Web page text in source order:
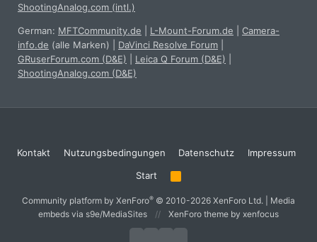
ShootingAnalog.com (intl.)
German: MFTCommunity.de L-Mount-Forum.de
Camera-
info.de (alle Marken) DaVinci Resolve Forum
GRuserForum.com (D&E)
Leica Q Forum (D&E)
ShootingAnalog.com (D&E)
Kontakt Nutzungsbedingungen Datenschutz
Impressum
Start
R
Community platform by XenForo® © 2010-2026 XenForo Ltd.
Media
embeds via s9e/MediaSites
XenForo theme by xenfocus